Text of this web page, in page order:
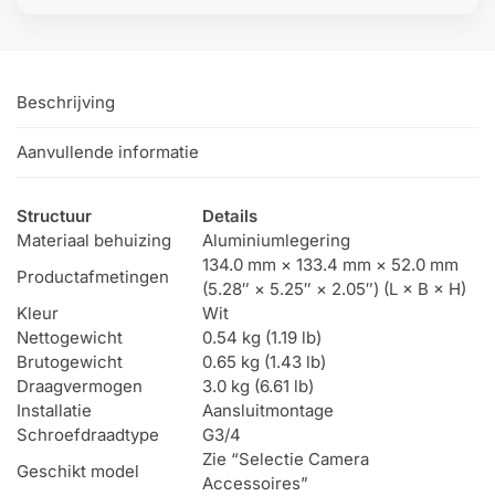
Beschrijving
Aanvullende informatie
Structuur
Details
Materiaal behuizing
Aluminiumlegering
Productafmetingen
134.0 mm × 133.4 mm × 52.0 mm
(5.28″ × 5.25″ × 2.05″) (L × B × H)
Kleur
Wit
Nettogewicht
0.54 kg (1.19 lb)
Brutogewicht
0.65 kg (1.43 lb)
Draagvermogen
3.0 kg (6.61 lb)
Installatie
Aansluitmontage
Schroefdraadtype
G3/4
Geschikt model
Zie “Selectie Camera
Accessoires”